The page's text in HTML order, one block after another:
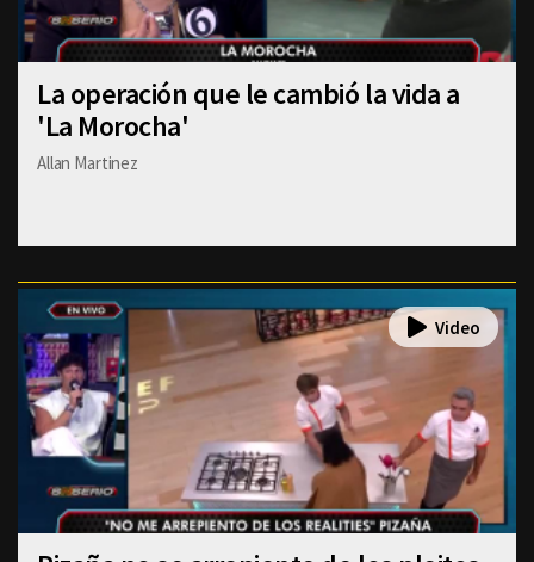
La operación que le cambió la vida a
'La Morocha'
Allan Martinez